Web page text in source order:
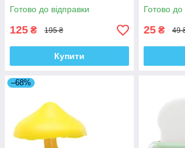
Готово до відправки
125 ₴ 195 ₴
Купити
Готово до
25 ₴ 49
–68%